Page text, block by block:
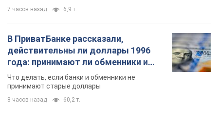
7 часов назад 6,9 т.
В ПриватБанке рассказали,
действительны ли доллары 1996
года: принимают ли обменники и
банки такие купюры
Что делать, если банки и обменники не
принимают старые доллары
8 часов назад 60,2 т.